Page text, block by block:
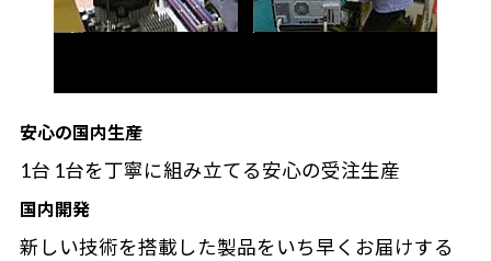
安心の国内生産
1台 1台を丁寧に組み立てる安心の受注生産
国内開発
新しい技術を搭載した製品をいち早くお届けする